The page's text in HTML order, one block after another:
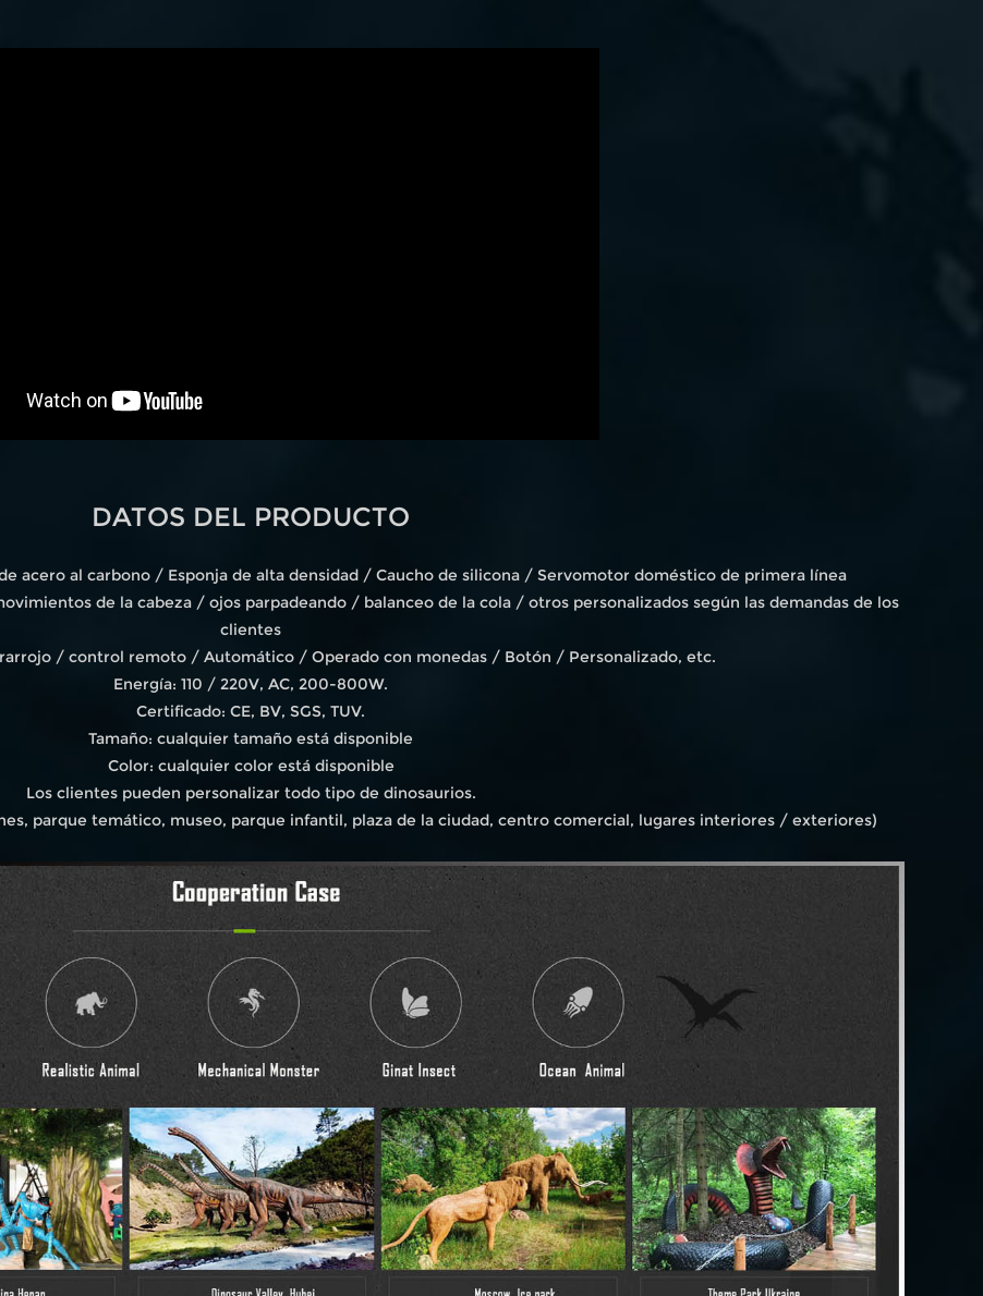
DATOS DEL PRODUCTO
acero al carbono / Esponja de alta densidad / Caucho de silicona / Servomotor doméstico de primera línea
de la cabeza / ojos parpadeando / balanceo de la cola / otros personalizados según las demandas de los
clientes
/ control remoto / Automático / Operado con monedas / Botón / Personalizado, etc.
Energía: 110 / 220V, AC, 200-800W.
Certificado: CE, BV, SGS, TUV.
Tamaño: cualquier tamaño está disponible
Color: cualquier color está disponible
Los clientes pueden personalizar todo tipo de dinosaurios.
parque temático, museo, parque infantil, plaza de la ciudad, centro comercial, lugares interiores / exteriores)